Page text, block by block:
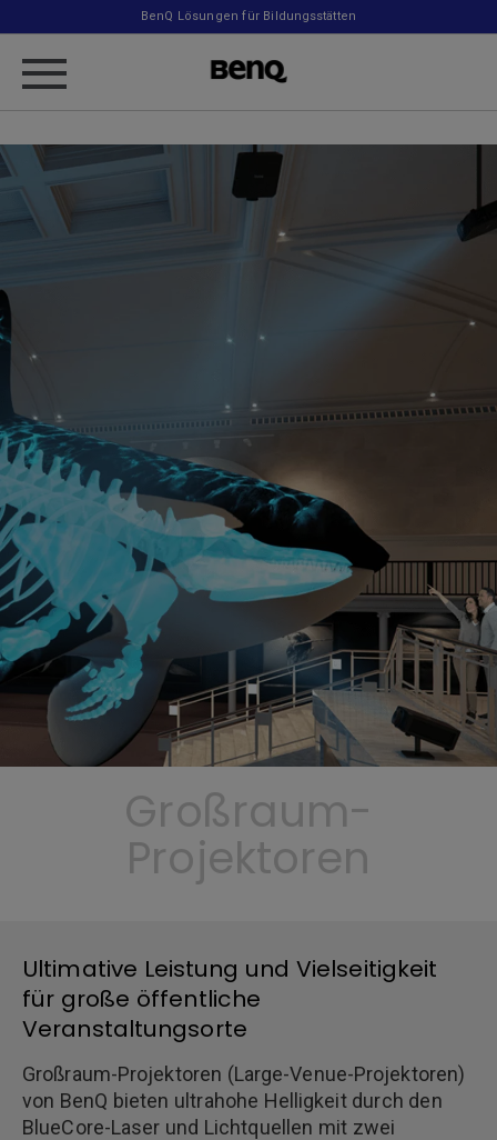
BenQ Lösungen für Bildungsstätten
Großraum-
Projektoren
Ultimative Leistung und Vielseitigkeit
für große öffentliche
Veranstaltungsorte
Großraum-Projektoren (Large-Venue-Projektoren)
von BenQ bieten ultrahohe Helligkeit durch den
BlueCore-Laser und Lichtquellen mit zwei